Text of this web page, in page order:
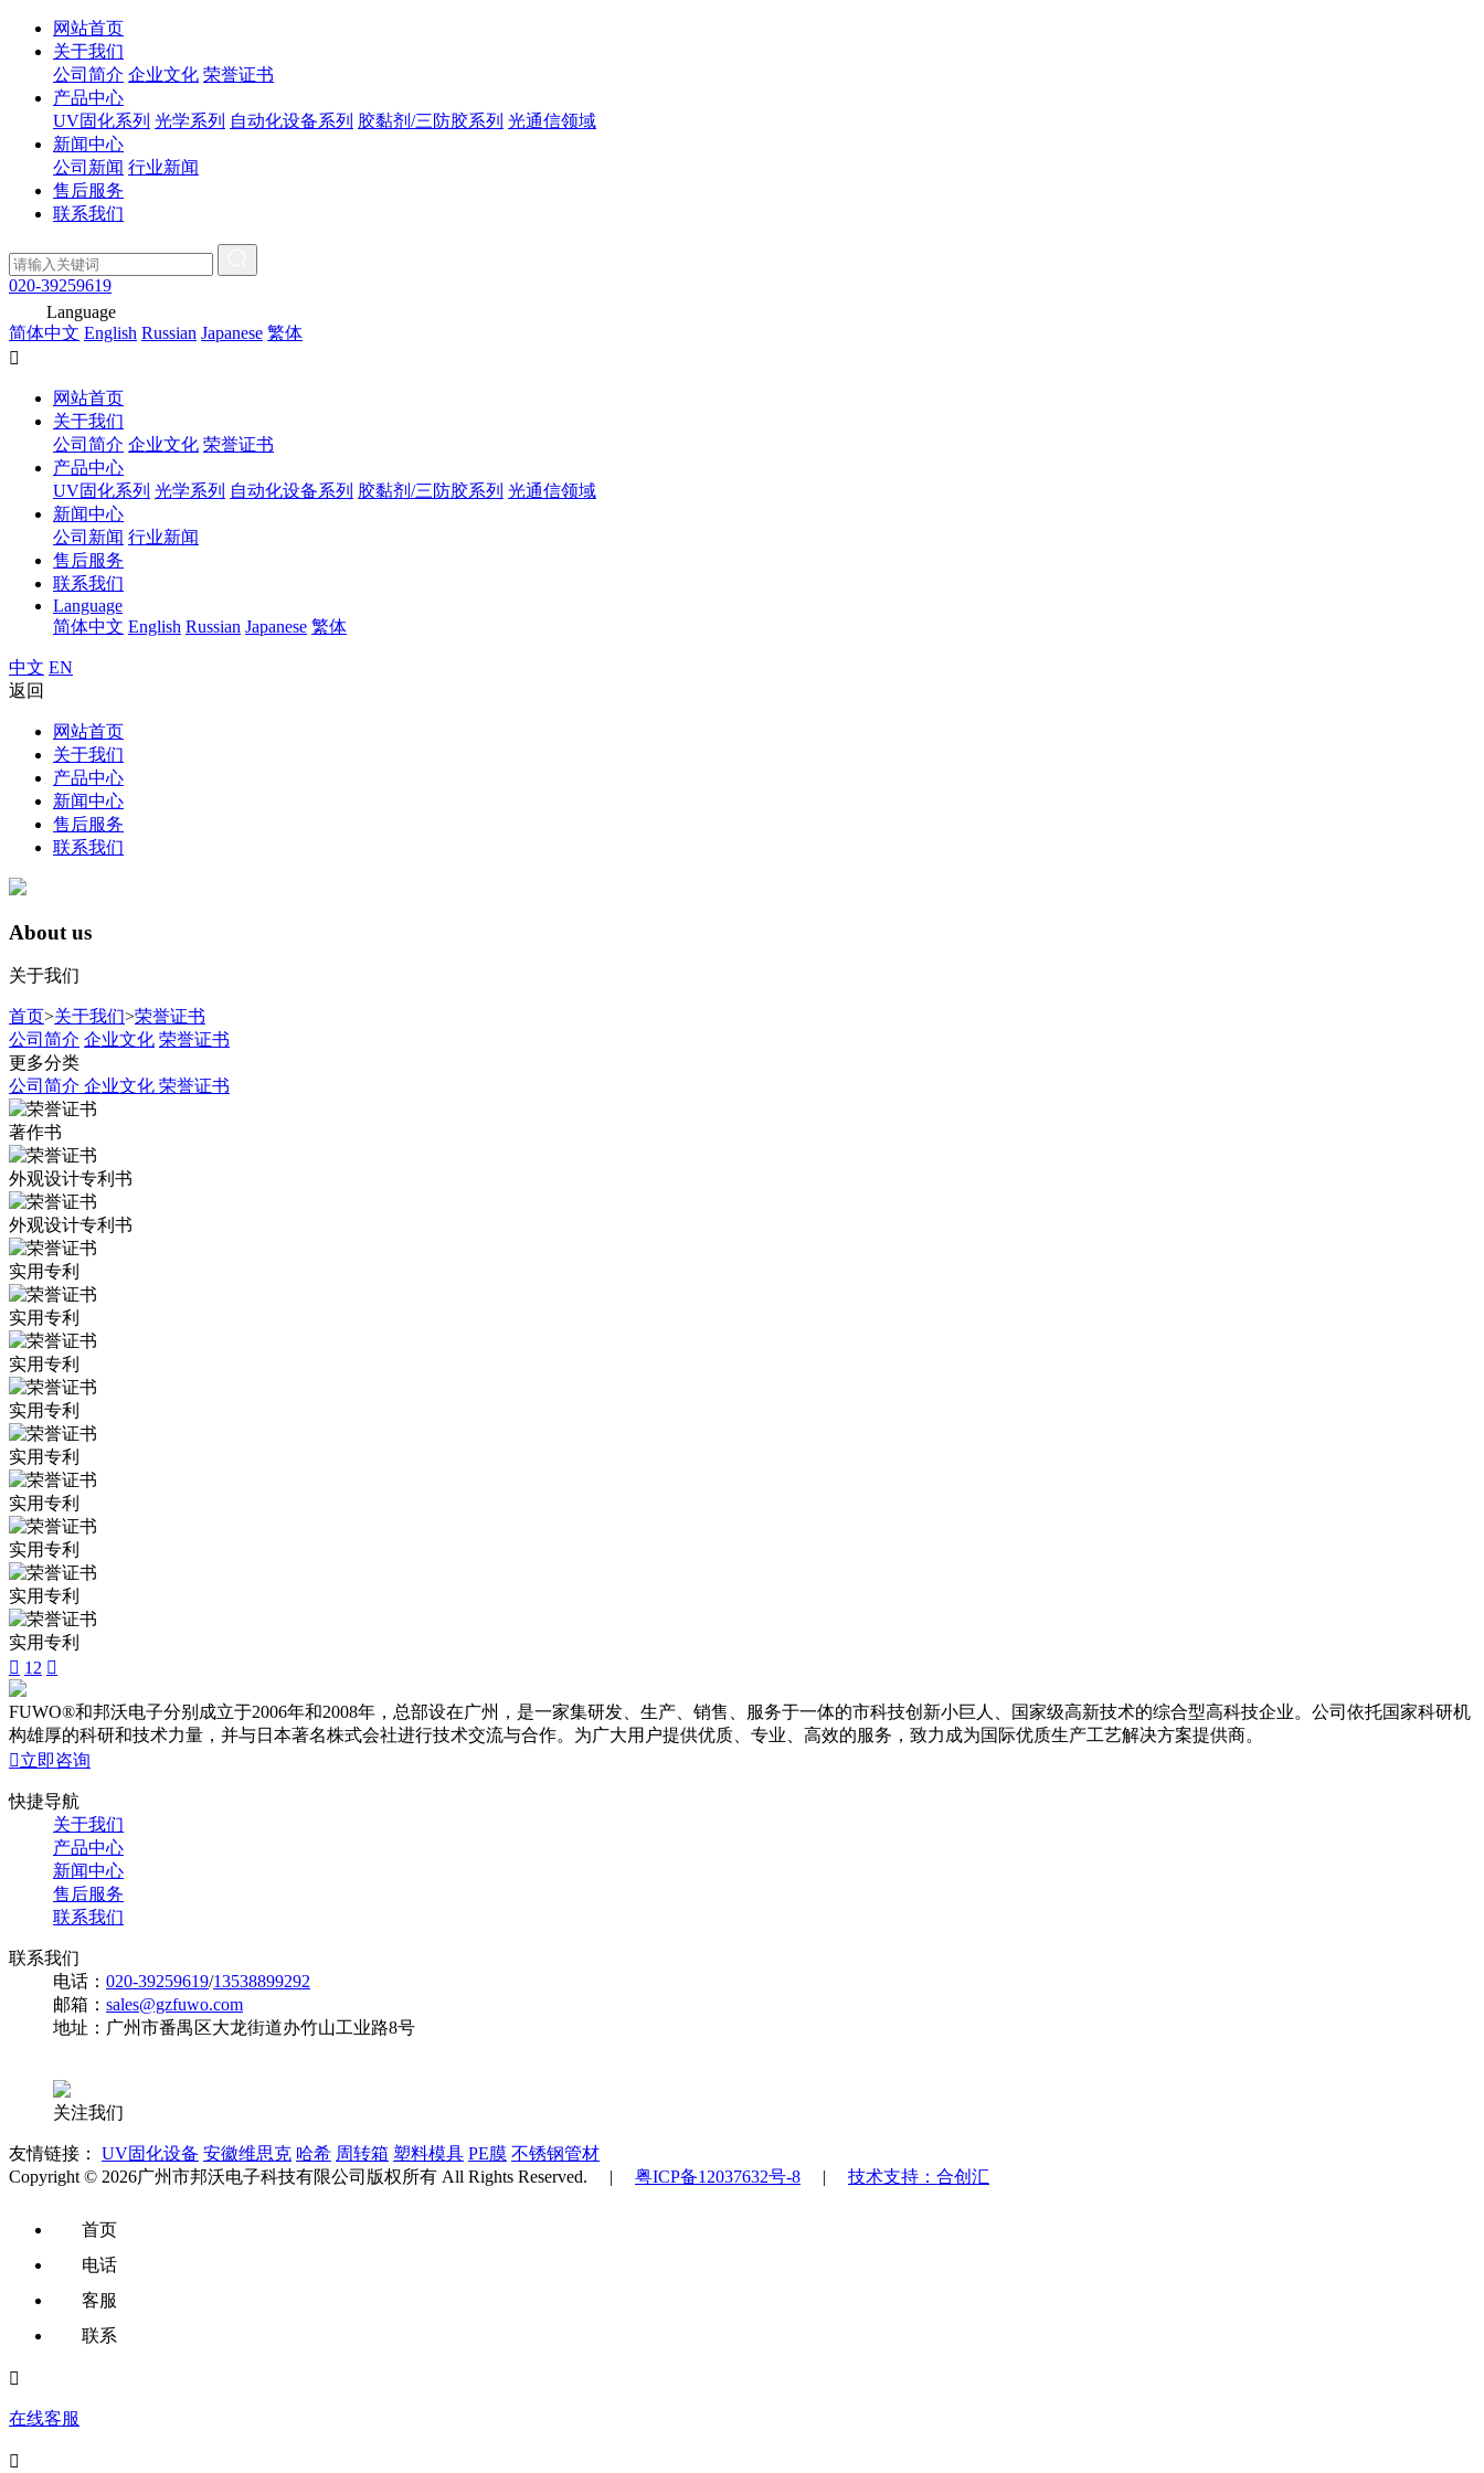
网站首页
关于我们
公司简介 企业文化 荣誉证书
产品中心
UV固化系列 光学系列 自动化设备系列 胶黏剂/三防胶系列 光通信领域
新闻中心
公司新闻 行业新闻
售后服务
联系我们
020-39259619
Language
简体中文 English Russian Japanese 繁体

网站首页
关于我们
公司简介 企业文化 荣誉证书
产品中心
UV固化系列 光学系列 自动化设备系列 胶黏剂/三防胶系列 光通信领域
新闻中心
公司新闻 行业新闻
售后服务
联系我们
Language
简体中文 English Russian Japanese 繁体
中文 EN
返回
网站首页
关于我们
产品中心
新闻中心
售后服务
联系我们
About us
关于我们
首页>关于我们>荣誉证书
公司简介 企业文化 荣誉证书
更多分类
公司简介 企业文化 荣誉证书
著作书
外观设计专利书
外观设计专利书
实用专利
实用专利
实用专利
实用专利
实用专利
实用专利
实用专利
实用专利
实用专利
 12 
FUWO®和邦沃电子分别成立于2006年和2008年，总部设在广州，是一家集研发、生产、销售、服务于一体的市科技创新小巨人、国家级高新技术的综合型高科技企业。公司依托国家科研机
构雄厚的科研和技术力量，并与日本著名株式会社进行技术交流与合作。为广大用户提供优质、专业、高效的服务，致力成为国际优质生产工艺解决方案提供商。
立即咨询
快捷导航
关于我们
产品中心
新闻中心
售后服务
联系我们
联系我们
电话： 020-39259619/13538899292
邮箱： sales@gzfuwo.com
地址：广州市番禺区大龙街道办竹山工业路8号
关注我们
友情链接： UV固化设备 安徽维思克 哈希 周转箱 塑料模具 PE膜 不锈钢管材
Copyright © 2026广州市邦沃电子科技有限公司版权所有 All Rights Reserved. | 粤ICP备12037632号-8 | 技术支持：合创汇
首页
电话
客服
联系

在线客服
